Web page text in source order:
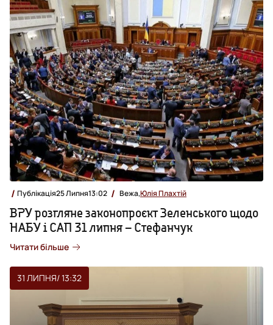
Публікація25 Липня13:02 Вежа,Юлія Плахтій
ВРУ розгляне законопроєкт Зеленського щодо
НАБУ і САП 31 липня – Стефанчук
Читати більше
31 ЛИПНЯ/ 13:32